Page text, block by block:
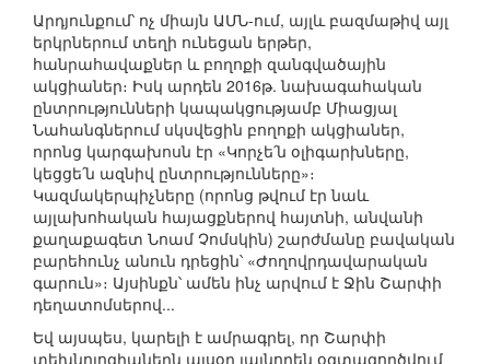
Արդյունքում՝ ոչ միայն ԱՄՆ-ում, այլև բազմաթիվ այլ
երկրներում տեղի ունեցան երթեր,
հանրահավաքներ և բողոքի զանգվածային
ակցիաներ։ Իսկ արդեն 2016թ. նախագահական
ընտրությունների կապակցությամբ Միացյալ
Նահանգներում սկսվեցին բողոքի ակցիաներ,
որոնց կարգախոսն էր «Կորչե՛ն օլիգարխները,
կեցցե՛ն ազնիվ ընտրությունները»։
Կազմակերպիչները (որոնց թվում էր նաև
այլախոհական հայացքներով հայտնի, անվանի
քաղաքագետ Նոամ Չոմսկին) շարժմանը բավական
բարեհունչ անուն դրեցին՝ «Ժողովրդավարական
գարուն»։ Այսինքն՝ ամեն ինչ արվում է Ջին Շարփի
դեղատոմսերով...
Եվ այսպես, կարելի է ամրագրել, որ Շարփի
տեխնոլոգիաներն այսօր լայնորեն օգտագործվում